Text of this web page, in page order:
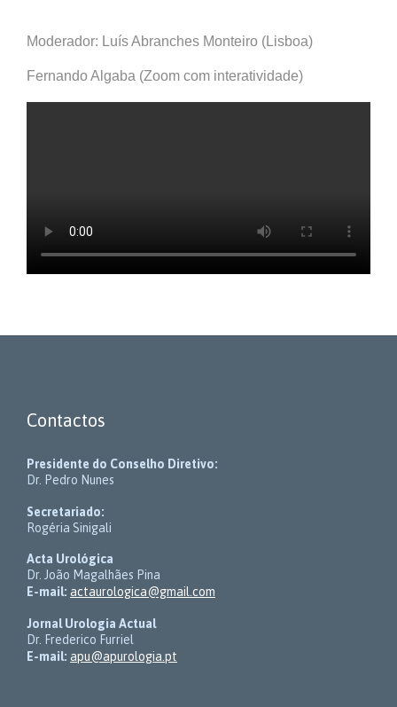
Moderador: Luís Abranches Monteiro (Lisboa)
Fernando Algaba (Zoom com interatividade)
Contactos
Presidente do Conselho Diretivo:
Dr. Pedro Nunes
Secretariado:
Rogéria Sinigali
Acta Urológica
Dr. João Magalhães Pina
E-mail: actaurologica@gmail.com
Jornal Urologia Actual
Dr. Frederico Furriel
E-mail: apu@apurologia.pt